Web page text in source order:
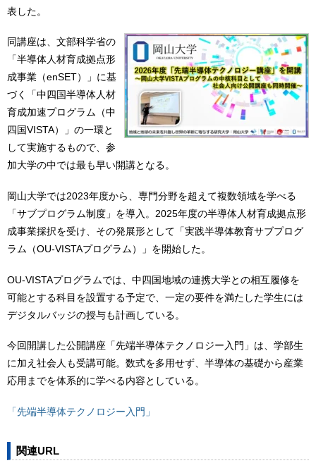
表した。
同講座は、文部科学省の
「半導体人材育成拠点形
成事業（enSET）」に基
づく「中四国半導体人材
育成加速プログラム（中
四国VISTA）」の一環と
して実施するもので、参
加大学の中では最も早い開講となる。
岡山大学では2023年度から、専門分野を超えて複数領域を学べる
「サブプログラム制度」を導入。2025年度の半導体人材育成拠点形
成事業採択を受け、その発展形として「実践半導体教育サブプログ
ラム（OU-VISTAプログラム）」を開始した。
OU-VISTAプログラムでは、中四国地域の連携大学との相互履修を
可能とする科目を設置する予定で、一定の要件を満たした学生には
デジタルバッジの授与も計画している。
今回開講した公開講座「先端半導体テクノロジー入門」は、学部生
に加え社会人も受講可能。数式を多用せず、半導体の基礎から産業
応用までを体系的に学べる内容としている。
「先端半導体テクノロジー入門」
関連URL